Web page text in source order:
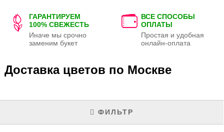
ГАРАНТИРУЕМ
100% СВЕЖЕСТЬ
Иначе мы срочно
заменим букет
ВСЕ СПОСОБЫ
ОПЛАТЫ
Простая и удобная
онлайн-оплата
Доставка цветов по Москве
ФИЛЬТР